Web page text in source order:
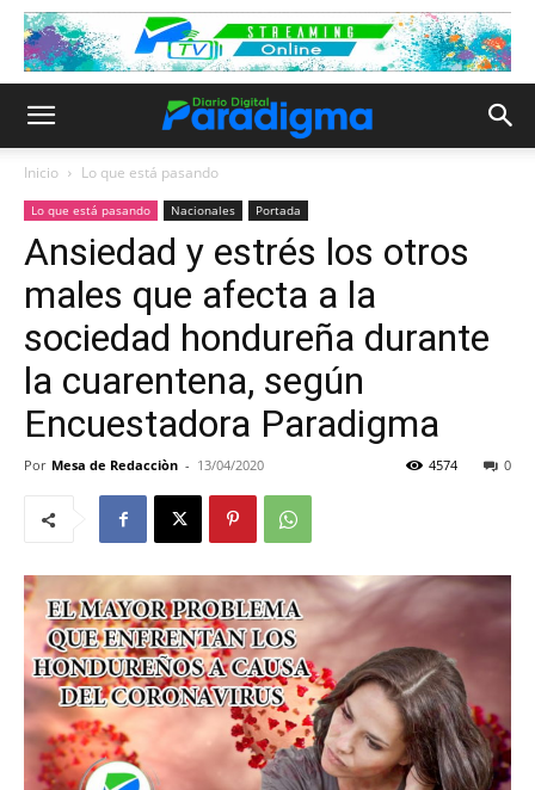
Inicio Lo que está pasando
Lo que está pasando Nacionales Portada
Ansiedad y estrés los otros
males que afecta a la
sociedad hondureña durante
la cuarentena, según
Encuestadora Paradigma
Por Mesa de Redacciòn - 13/04/2020 0
4574